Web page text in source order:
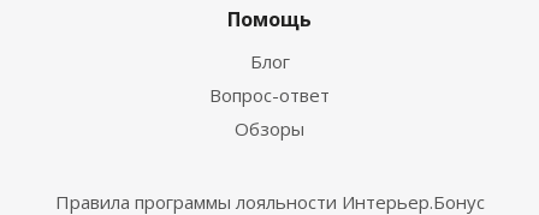
Помощь
Блог
Вопрос-ответ
Обзоры
Правила программы лояльности Интерьер.Бонус